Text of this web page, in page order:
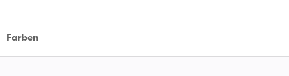
Farben